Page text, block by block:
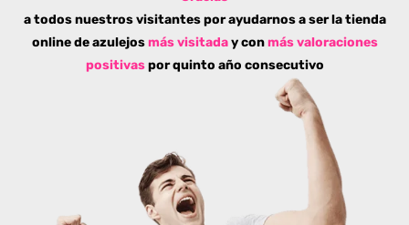
a todos nuestros visitantes por ayudarnos a ser la tienda
online de azulejos más visitaday conmás valoraciones
positivaspor quinto año consecutivo